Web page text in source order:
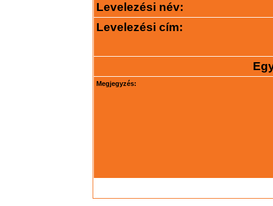
Levelezési név:
Levelezési cím:
Megjegyzés: